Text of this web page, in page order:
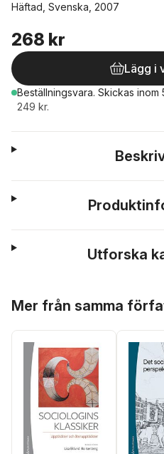
Häftad, Svenska, 2007
268 kr
Lägg i
Beställningsvara. Skickas inom
249 kr.
Utforska
Mer från samma